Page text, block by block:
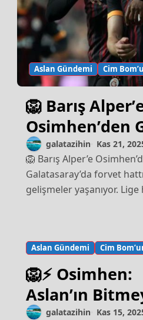
Aslan Gündemi Cim
🦁 Barış
Osimhen’den
Mesajı
galatazihin Kas 21,
🦁 Barış Alper’e Osimhen’den Güven Mesajı
Galatasaray’da forvet
gelişmeler yaşanıyor. Lige
Aslan Gündemi Cim
🦁⚡ Osimhen:
Aslan’ın
Gol Fırtınası
galatazihin Kas 15,